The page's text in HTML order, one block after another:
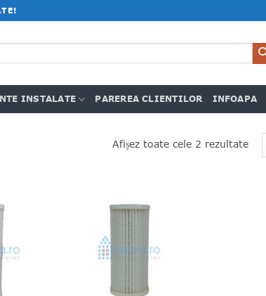
INSTALATE PAREREA CLIENTILOR INFOAPA
Afișez toate cele 2 rezultate